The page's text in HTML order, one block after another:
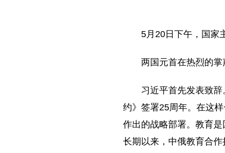
5月20日下午，国家
两国元首在热烈的
习近平首先发表致
约》签署25周年。在这
作出的战略部署。教育
长期以来，中俄教育合